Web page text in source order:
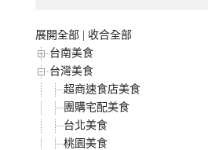
展開全部
收合全部
台南美食
台灣美食
超商速食店美食
團購宅配美食
台北美食
桃園美食